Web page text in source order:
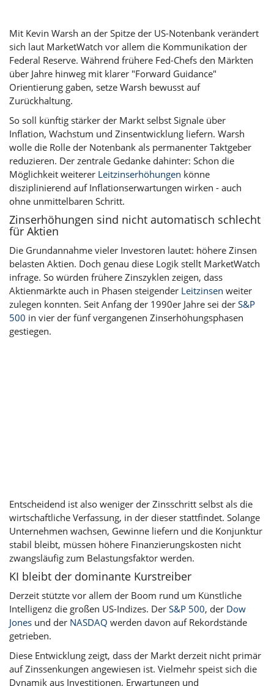
Mit Kevin Warsh an der Spitze der US-Notenbank verändert
sich laut MarketWatch vor allem die Kommunikation der
Federal Reserve. Während frühere Fed-Chefs den Märkten
über Jahre hinweg mit klarer "Forward Guidance"
Orientierung gaben, setze Warsh bewusst auf
Zurückhaltung.
So soll künftig stärker der Markt selbst Signale über
Inflation, Wachstum und Zinsentwicklung liefern. Warsh
wolle die Rolle der Notenbank als permanenter Taktgeber
reduzieren. Der zentrale Gedanke dahinter: Schon die
Möglichkeit weiterer Leitzinserhöhungen könne
disziplinierend auf Inflationserwartungen wirken - auch
ohne unmittelbaren Schritt.
Zinserhöhungen sind nicht automatisch schlecht
für Aktien
Die Grundannahme vieler Investoren lautet: höhere Zinsen
belasten Aktien. Doch genau diese Logik stellt MarketWatch
infrage. So würden frühere Zinszyklen zeigen, dass
Aktienmärkte auch in Phasen steigender Leitzinsen weiter
zulegen konnten. Seit Anfang der 1990er Jahre sei der S&P
500 in vier der fünf vergangenen Zinserhöhungsphasen
gestiegen.
Entscheidend ist also weniger der Zinsschritt selbst als die
wirtschaftliche Verfassung, in der dieser stattfindet. Solange
Unternehmen wachsen, Gewinne liefern und die Konjunktur
stabil bleibt, müssen höhere Finanzierungskosten nicht
zwangsläufig zum Belastungsfaktor werden.
KI bleibt der dominante Kurstreiber
Derzeit stützte vor allem der Boom rund um Künstliche
Intelligenz die großen US-Indizes. Der S&P 500, der Dow
Jones und der NASDAQ werden davon auf Rekordstände
getrieben.
Diese Entwicklung zeigt, dass der Markt derzeit nicht primär
auf Zinssenkungen angewiesen ist. Vielmehr speist sich die
Dynamik aus Investitionen, Erwartungen und